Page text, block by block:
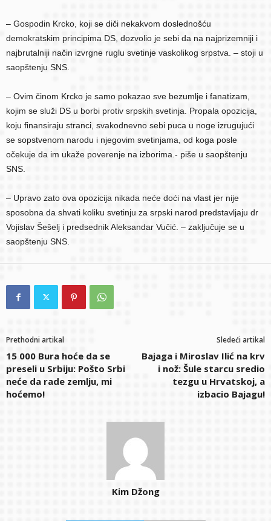
– Gospodin Krcko, koji se diči nekakvom doslednošću
demokratskim principima DS, dozvolio je sebi da na najprizemniji i
najbrutalniji način izvrgne ruglu svetinje vaskolikog srpstva. – stoji u
saopštenju SNS.
– Ovim činom Krcko je samo pokazao sve bezumlje i fanatizam,
kojim se služi DS u borbi protiv srpskih svetinja. Propala opozicija,
koju finansiraju stranci, svakodnevno sebi puca u noge izrugujući
se sopstvenom narodu i njegovim svetinjama, od koga posle
očekuje da im ukaže poverenje na izborima.- piše u saopštenju
SNS.
– Upravo zato ova opozicija nikada neće doći na vlast jer nije
sposobna da shvati koliku svetinju za srpski narod predstavljaju dr
Vojislav Šešelj i predsednik Aleksandar Vučić. – zaključuje se u
saopštenju SNS.
Prethodni artikal
15 000 Bura hoće da se
preseli u Srbiju: Pošto Srbi
neće da rade zemlju, mi
hoćemo!
Sledeći artikal
Bajaga i Miroslav Ilić na krv
i nož: Šule starcu sredio
tezgu u Hrvatskoj, a
izbacio Bajagu!
Kim Džong